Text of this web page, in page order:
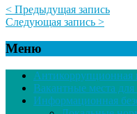
< Предыдущая запись
Следующая запись >
Меню
Антикоррупционная
Вакантные места
Информационная